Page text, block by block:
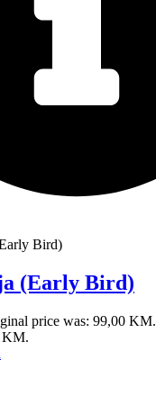
(Early Bird)
price was: 99,00 KM.
KM.